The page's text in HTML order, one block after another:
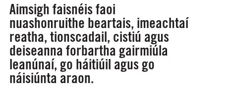
Aimsigh faisnéis faoi
nuashonruithe beartais, imeachtaí
reatha, tionscadail, cistiú agus
deiseanna forbartha gairmiúla
leanúnaí, go háitiúil agus go
náisiúnta araon.